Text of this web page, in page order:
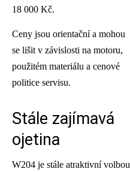
18 000 Kč.
Ceny jsou orientační a mohou
se lišit v závislosti na motoru,
použitém materiálu a cenové
politice servisu.
Stále zajímavá
ojetina
W204 je stále atraktivní volbou